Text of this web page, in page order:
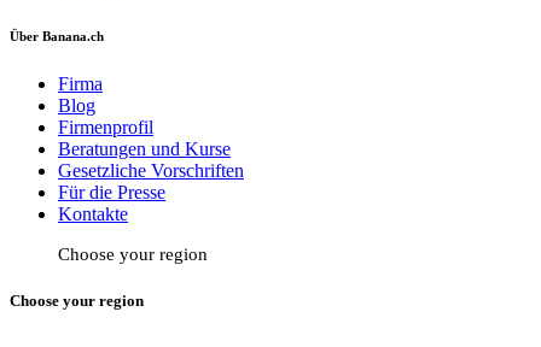
Über Banana.ch
Firma
Blog
Firmenprofil
Beratungen und Kurse
Gesetzliche Vorschriften
Für die Presse
Kontakte
Choose your region
Choose your region